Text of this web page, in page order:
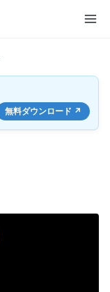
無料ダウンロード ↗